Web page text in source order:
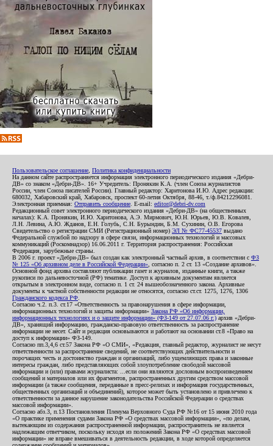
Пользовательское соглашение Политика конфиденциальности
На данном сайте распространяется информация электронного периодического издания «Дебри-
ДВ» со знаком «Дебри-ДВ». 16+ Учредитель: Пронякин К.А. (член Союза журналистов
России, член Союза писателей России). Главный редактор: Харитонова И.Ю. Адрес редакции:
680032, Хабаровский край, Хабаровск, проспект 60-летия Октября, 88-46, т./ф.84212296081.
Электронная приемная: Отправить сообщение . E-mail: editor@debri-dv.com
Редакционный совет электронного периодического издания «Дебри-ДВ» (на общественных
началах): К.А. Пронякин, И.Ю. Харитонова, А.Э. Мирмович, Ю.Н. Юрьев, Ю.В. Ковалев,
Л.Н. Левина, А.Ю. Жданов, Е.Н. Голубь, С.Н. Бурындин, Б.М. Сухинин, О.В. Егорова
Свидетельство о регистрации СМИ (Регистрационный номер) ЭЛ № ФС77-45537 выдано
Федеральной службой по надзору в сфере связи, информационных технологий и массовых
коммуникаций (Роскомнадзор) 16.06.2011 г. Территория распространения: Российская
Федерация, зарубежные страны.
В 2006 г. проект «Дебри-ДВ» был создан как электронный частный архив, в соответствии с ФЗ
№ 125 «Об архивном деле в Российской Федерации» , согласно п. 2 ст. 13 «Создание архивов».
Основной фонд архива составляют публикации газет и журналов, изданные книги, а также
рукописи по дальневосточной (РФ) тематике. Доступ к архивным документам является
открытым в электронном виде, согласно п. 1 ст. 24 вышеобозначенного закона. Архивные
документы к частной собственности редакции не относятся, согласно ст.ст. 1275, 1276, 1306
Гражданского кодекса РФ
Согласно ч.2. п.3. ст.17 «Ответственность за правонарушения в сфере информации,
информационных технологий и защиты информации» Закона РФ «Об информации,
информационных технологиях и о защите информации» (ФЗ-149 от 27.07.06 г.) архив «Дебри-
ДВ», хранящий информацию, гражданско-правовую ответственность за распространение
информации не несет. Сайт и редакция основываются и работают на основании ст.8 «Право на
доступ к информации» ФЗ-149.
Согласно пп.3,4,6 ст.57 Закона РФ «О СМИ», «Редакция, главный редактор, журналист не несут
ответственности за распространение сведений, не соответствующих действительности и
порочащих честь и достоинство граждан и организаций, либо ущемляющих права и законные
интересы граждан, либо представляющих собой злоупотребление свободой массовой
информации и (или) правами журналиста: ...если они являются дословным воспроизведением
сообщений и материалов или их фрагментов, распространенных другим средством массовой
информации (а также сообщения, переданные в пресс-релизах и информация государственных,
общественных организаций и объединений), которое может быть установлено и привлечено к
ответственности за данное нарушение законодательства Российской Федерации о средствах
массовой информации».
Согласно абз.3, п.13 Постановления Пленума Верховного Суда РФ №16 от 15 июня 2010 года
«О практике применения судами Закона РФ «О средствах массовой информации», «по делам,
вытекающим из содержания распространенной информации, распространитель не является
надлежащим ответчиком, поскольку исходя из положений Закона РФ «О средствах массовой
информации» не вправе вмешиваться в деятельность редакции, в ходе которой определяется